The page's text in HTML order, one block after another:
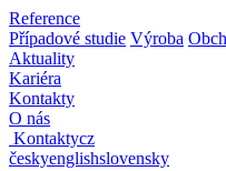
Reference
Případové studie Výroba
Aktuality
Kariéra
Kontakty
O nás
Kontaktycz
českyenglishslovensky